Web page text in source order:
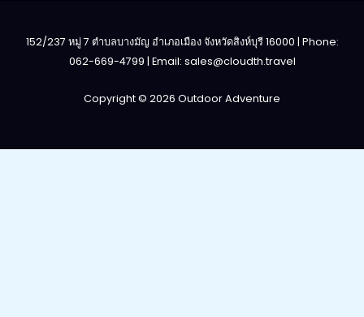
152/237 หมู่ 7 ตำบลบางมัญ อำเภอเมือง จังหวัดสิงห์บุรี 16000 | Phone:
062-669-4799 | Email: sales@cloudth.travel
Copyright © 2026 Outdoor Adventure